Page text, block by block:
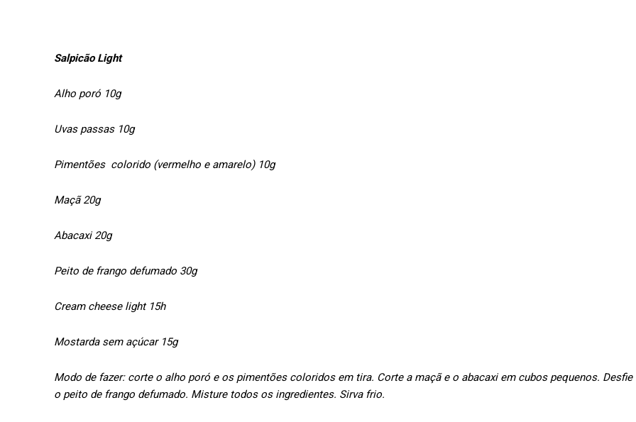
Salpicão Light
Alho poró 10g
Uvas passas 10g
Pimentões colorido (vermelho e amarelo) 10g
Maçã 20g
Abacaxi 20g
Peito de frango defumado 30g
Cream cheese light 15h
Mostarda sem açúcar 15g
Modo de fazer: corte o alho poró e os pimentões coloridos em tira. Corte a maçã e o abacaxi em cubos pequenos. Desfie
o peito de frango defumado. Misture todos os ingredientes. Sirva frio.